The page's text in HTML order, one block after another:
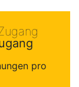
pro